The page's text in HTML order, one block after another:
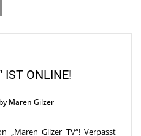
IST ONLINE!
Maren Gilzer
„Maren Gilzer TV“! Verpasst